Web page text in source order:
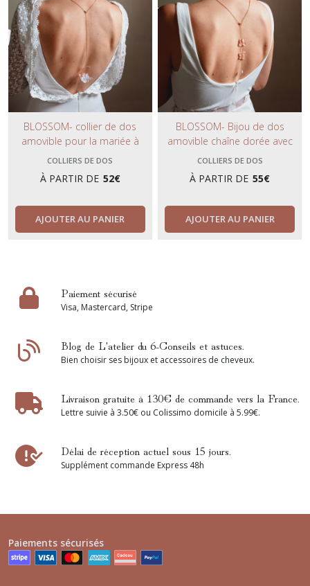
BLOSSOM- collier de dos
amovible pour la mariée à
fleurs immortelles blanc/
Terracotta- bijou de dos fleuri à
l'esprit bohème et bucolique.
COLLIERS DE DOS
À PARTIR DE 52€
AJOUTER AU PANIER
BLOSSOM- Bijou de dos
amovible chaîne dorée avec
double fleurs séchées
terracotta- collier de dos nu
mariage tendance bohème et
COLLIERS DE DOS
À PARTIR DE 55€
AJOUTER AU PANIER
Paiement sécurisé
Visa, Mastercard, Stripe
Blog de L'atelier du 6-Conseils et astuces.
Bien choisir ses bijoux et accessoires de cheveux.
Livraison gratuite à 130€ de commande vers la France.
Lettre suivie à 3.50€ ou Colissimo domicile à 5.99€.
Délai de réception actuel sous 15 jours.
Supplément commande Express 48h
Paiements sécurisés